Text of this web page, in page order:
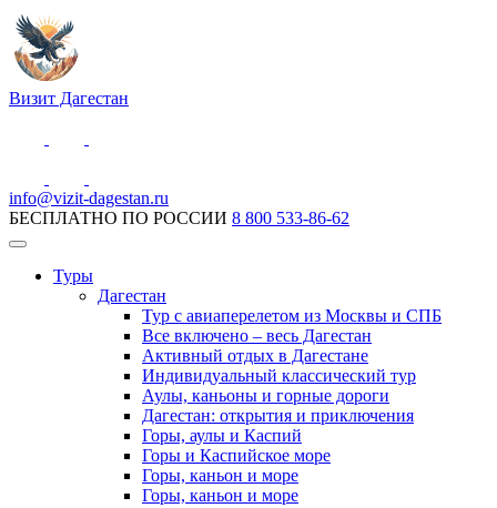
Визит Дагестан
info@vizit-dagestan.ru
БЕСПЛАТНО ПО РОССИИ 8 800 533-86-62
Туры
Дагестан
Тур с авиаперелетом из Москвы и СПБ
Все включено – весь Дагестан
Активный отдых в Дагестане
Индивидуальный классический тур
Аулы, каньоны и горные дороги
Дагестан: открытия и приключения
Горы, аулы и Каспий
Горы и Каспийское море
Горы, каньон и море
Горы, каньон и море